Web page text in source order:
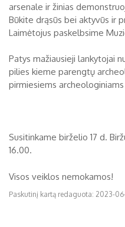
arsenale ir žinias
Būkite drąsūs bei aktyvūs ir
Laimėtojus paskelbsime
Patys mažiausieji lankytojai
pilies kieme parengtų
pirmiesiems archeologiniams
Susitinkame birželio 17 d.
16.00.
Visos veiklos nemokamos!
Paskutinį kartą redaguota: 2023-06-